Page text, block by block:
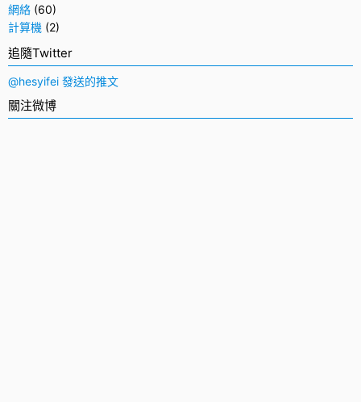
網絡 (60)
計算機 (2)
追隨Twitter
@hesyifei 發送的推文
關注微博